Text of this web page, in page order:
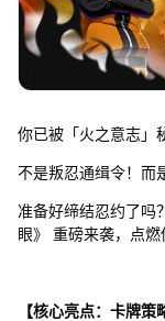
你已被「火之意志
不是叛忍通缉令！而
准备好缔结忍约了吗
眼》 重磅来袭，点燃
【核心亮点：卡牌策